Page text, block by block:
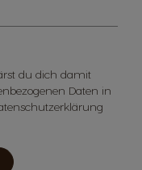
du dich damit
Daten in